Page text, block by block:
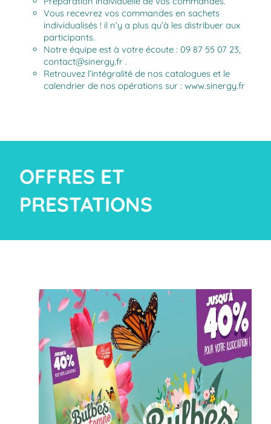
Vous recevrez vos commandes en sachets
individualisés ! il n’y a plus qu’à les distribuer aux
participants.
Notre équipe est à votre écoute : 09 87 55 07 23,
contact@sinergy.fr .
Retrouvez l’intégralité de nos catalogues et le
calendrier de nos opérations sur : www.sinergy.fr
OFFRES ET
PRESTATIONS